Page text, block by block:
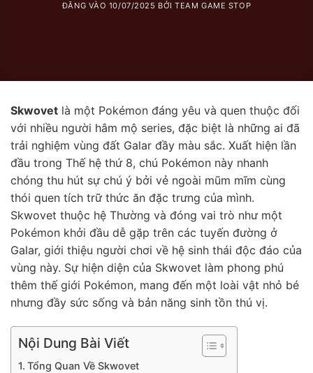
ĐĂNG VÀO 10/07/2025 BỞITEAM GAME STOP
Skwovet là một Pokémon đáng yêu và quen thuộc đối
với nhiều người hâm mộ series, đặc biệt là những ai đã
trải nghiệm vùng đất Galar đầy màu sắc. Xuất hiện lần
đầu trong Thế hệ thứ 8, chú Pokémon này nhanh
chóng thu hút sự chú ý bởi vẻ ngoài mũm mĩm cùng
thói quen tích trữ thức ăn đặc trưng của mình.
Skwovet thuộc hệ Thường và đóng vai trò như một
Pokémon khởi đầu dễ gặp trên các tuyến đường ở
Galar, giới thiệu người chơi về hệ sinh thái độc đáo của
vùng này. Sự hiện diện của Skwovet làm phong phú
thêm thế giới Pokémon, mang đến một loài vật nhỏ bé
nhưng đầy sức sống và bản năng sinh tồn thú vị.
Nội Dung Bài Viết
Tổng Quan Về Skwovet